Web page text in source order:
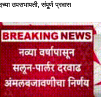
उपसभापती, संपूर्ण प्रवास